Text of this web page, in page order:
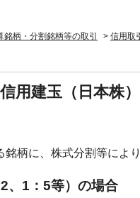
銘柄・分割銘柄等の取引 > 信用取
用建玉（日本株
銘柄に、株式分割等によ
、1：5等）の場合